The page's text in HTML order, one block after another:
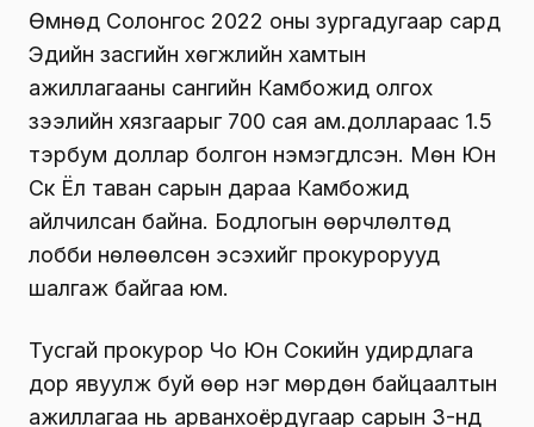
Өмнөд Солонгос 2022 оны зургадугаар сард
Эдийн засгийн хөгжлийн хамтын
ажиллагааны сангийн Камбожид олгох
зээлийн хязгаарыг 700 сая ам.доллараас 1.5
тэрбум доллар болгон нэмэгдүүлсэн. Мөн Юн
Сүк Ёл таван сарын дараа Камбожид
айлчилсан байна. Бодлогын өөрчлөлтөд
лобби нөлөөлсөн эсэхийг прокурорууд
шалгаж байгаа юм.
Тусгай прокурор Чо Юн Сокийн удирдлага
дор явуулж буй өөр нэг мөрдөн байцаалтын
ажиллагаа нь арванхоёрдугаар сарын 3-нд